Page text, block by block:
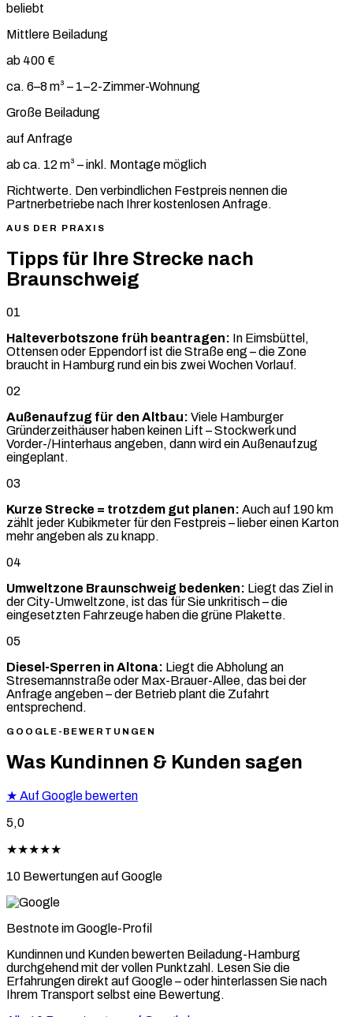
beliebt
Mittlere Beiladung
ab 400 €
ca. 6–8 m³ – 1–2-Zimmer-Wohnung
Große Beiladung
auf Anfrage
ab ca. 12 m³ – inkl. Montage möglich
Richtwerte. Den verbindlichen Festpreis nennen die
Partnerbetriebe nach Ihrer kostenlosen Anfrage.
AUS DER PRAXIS
Tipps für Ihre Strecke nach
Braunschweig
01
Halteverbotszone früh beantragen: In Eimsbüttel,
Ottensen oder Eppendorf ist die Straße eng – die Zone
braucht in Hamburg rund ein bis zwei Wochen Vorlauf.
02
Außenaufzug für den Altbau: Viele Hamburger
Gründerzeithäuser haben keinen Lift – Stockwerk und
Vorder-/Hinterhaus angeben, dann wird ein Außenaufzug
eingeplant.
03
Kurze Strecke = trotzdem gut planen: Auch auf 190 km
zählt jeder Kubikmeter für den Festpreis – lieber einen Karton
mehr angeben als zu knapp.
04
Umweltzone Braunschweig bedenken: Liegt das Ziel in
der City-Umweltzone, ist das für Sie unkritisch – die
eingesetzten Fahrzeuge haben die grüne Plakette.
05
Diesel-Sperren in Altona: Liegt die Abholung an
Stresemannstraße oder Max-Brauer-Allee, das bei der
Anfrage angeben – der Betrieb plant die Zufahrt
entsprechend.
GOOGLE-BEWERTUNGEN
Was Kundinnen & Kunden sagen
★ Auf Google bewerten
5,0
★★★★★
10 Bewertungen auf Google
Bestnote im Google-Profil
Kundinnen und Kunden bewerten Beiladung-Hamburg
durchgehend mit der vollen Punktzahl. Lesen Sie die
Erfahrungen direkt auf Google – oder hinterlassen Sie nach
Ihrem Transport selbst eine Bewertung.